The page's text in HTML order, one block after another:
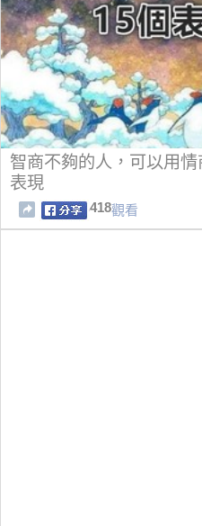
智商不夠的人，可以用
表現
418觀看